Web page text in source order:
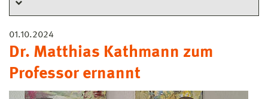
01.10.2024
Dr. Matthias Kathmann zum
Professor ernannt